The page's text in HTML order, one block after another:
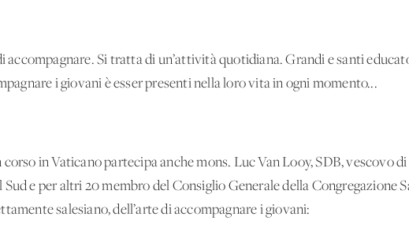
accompagnare. Si tratta di un’attività quotidiana. Grandi e santi
i giovani è esser presenti nella loro vita in ogni momento...
in Vaticano partecipa anche mons. Luc Van Looy, SDB, vescovo
e per altri 20 membro del Consiglio Generale della Congregazione
salesiano, dell’arte di accompagnare i giovani: